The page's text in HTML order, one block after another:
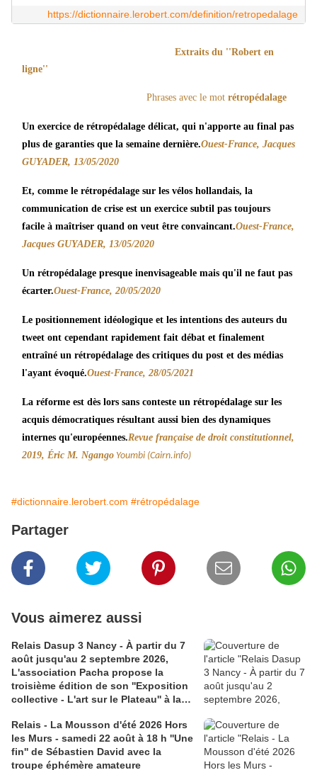
https://dictionnaire.lerobert.com/definition/retropedalage
Extraits du ''Robert en
ligne''
Phrases avec le mot rétropédalage
Un exercice de rétropédalage délicat, qui n'apporte au final pas
plus de garanties que la semaine dernière.Ouest-France, Jacques
GUYADER, 13/05/2020
Et, comme le rétropédalage sur les vélos hollandais, la
communication de crise est un exercice subtil pas toujours
facile à maîtriser quand on veut être convaincant.Ouest-France,
Jacques GUYADER, 13/05/2020
Un rétropédalage presque inenvisageable mais qu'il ne faut pas
écarter.Ouest-France, 20/05/2020
Le positionnement idéologique et les intentions des auteurs du
tweet ont cependant rapidement fait débat et finalement
entraîné un rétropédalage des critiques du post et des médias
l'ayant évoqué.Ouest-France, 28/05/2021
La réforme est dès lors sans conteste un rétropédalage sur les
acquis démocratiques résultant aussi bien des dynamiques
internes qu'européennes.Revue française de droit constitutionnel,
2019, Éric M. Ngango Youmbi (Cairn.info)
#dictionnaire.lerobert.com #rétropédalage
Partager
Vous aimerez aussi
Relais Dasup 3 Nancy - À partir du 7
août jusqu'au 2 septembre 2026,
L'association Pacha propose la
troisième édition de son ''Exposition
collective - L'art sur le Plateau'' à la
avenue Pinchard
Relais - La Mousson d'été 2026 Hors
les Murs - samedi 22 août à 18 h ''Une
fin'' de Sébastien David avec la
troupe éphémère amateure